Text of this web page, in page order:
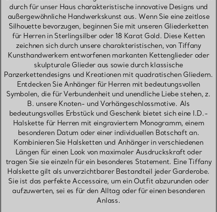
durch für unser Haus charakteristische innovative Designs und
außergewöhnliche Handwerkskunst aus. Wenn Sie eine zeitlose
Silhouette bevorzugen, beginnen Sie mit unseren Gliederketten
für Herren in Sterlingsilber oder 18 Karat Gold. Diese Ketten
zeichnen sich durch unsere charakteristischen, von Tiffany
Kunsthandwerkern entworfenen markanten Kettenglieder oder
skulpturale Glieder aus sowie durch klassische
Panzerkettendesigns und Kreationen mit quadratischen Gliedern.
Entdecken Sie Anhänger für Herren mit bedeutungsvollen
Symbolen, die für Verbundenheit und unendliche Liebe stehen, z.
B. unsere Knoten- und Vorhängeschlossmotive. Als
bedeutungsvolles Erbstück und Geschenk bietet sich eine I.D.-
Halskette für Herren mit eingraviertem Monogramm, einem
besonderen Datum oder einer individuellen Botschaft an.
Kombinieren Sie Halsketten und Anhänger in verschiedenen
Längen für einen Look von maximaler Ausdruckskraft oder
tragen Sie sie einzeln für ein besonderes Statement. Eine Tiffany
Halskette gilt als unverzichtbarer Bestandteil jeder Garderobe.
Sie ist das perfekte Accessoire, um ein Outfit abzurunden oder
aufzuwerten, sei es für den Alltag oder für einen besonderen
Anlass.